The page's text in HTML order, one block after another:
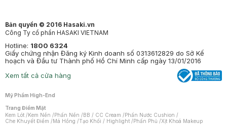
Bản quyền © 2016 Hasaki.vn
Công Ty cổ phần HASAKI VIETNAM
Hotline: 1800 6324
Giấy chứng nhận Đăng ký Kinh doanh số 0313612829 do Sở Kế
hoạch và Đầu tư Thành phố Hồ Chí Minh cấp ngày 13/01/2016
Xem tất cả cửa hàng
Mỹ Phẩm High-End
Trang Điểm Mặt
Kem Lót /Kem Nền /Phấn Nền /BB / CC Cream /Phấn Nước Cushion /
Che Khuyết Điểm /Má Hồng /Tạo Khối / Highlight /Phấn Phủ /Xịt Khoá Makeup